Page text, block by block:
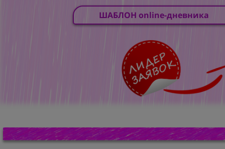
ШАБЛОН online-дневника